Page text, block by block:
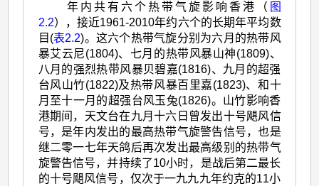
年内共有六个热带气旋影响香港（ 图
2.2），接近1961-2010年约六个的长期年平均数
目(表2.2)。这六个热带气旋分别为六月的热带风
暴艾云尼(1804)、七月的热带风暴山神(1809)、
八月的强烈热带风暴贝碧嘉(1816)、九月的超强
台风山竹(1822)及热带风暴百里嘉(1823)、和十
月至十一月的超强台风玉兔(1826)。山竹影响香
港期间，天文台在九月十六日曾发出十号飓风信
号，是年内发出的最高热带气旋警告信号，也是
继二零一七年天鸽后再次发出最高级别的热带气
旋警告信号，并持续了10小时，是战后第二最长
的十号飓风信号，仅次于一九九九年约克的11小